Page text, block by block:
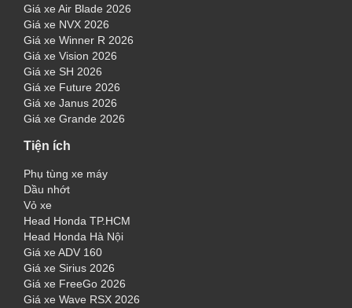
Giá xe Air Blade 2026
Giá xe NVX 2026
Giá xe Winner R 2026
Giá xe Vision 2026
Giá xe SH 2026
Giá xe Future 2026
Giá xe Janus 2026
Giá xe Grande 2026
Tiện ích
Phụ tùng xe máy
Dầu nhớt
Vỏ xe
Head Honda TP.HCM
Head Honda Hà Nội
Giá xe ADV 160
Giá xe Sirius 2026
Giá xe FreeGo 2026
Giá xe Wave RSX 2026